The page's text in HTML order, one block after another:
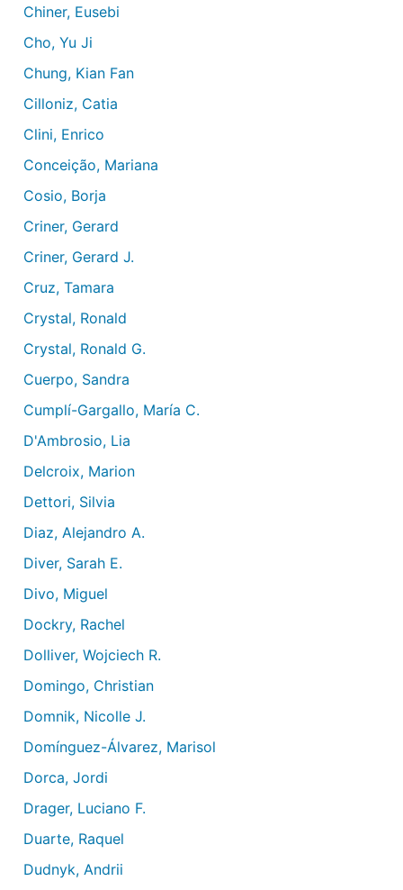
Chiner, Eusebi
Cho, Yu Ji
Chung, Kian Fan
Cilloniz, Catia
Clini, Enrico
Conceição, Mariana
Cosio, Borja
Criner, Gerard
Criner, Gerard J.
Cruz, Tamara
Crystal, Ronald
Crystal, Ronald G.
Cuerpo, Sandra
Cumplí-Gargallo, María C.
D'Ambrosio, Lia
Delcroix, Marion
Dettori, Silvia
Diaz, Alejandro A.
Diver, Sarah E.
Divo, Miguel
Dockry, Rachel
Dolliver, Wojciech R.
Domingo, Christian
Domnik, Nicolle J.
Domínguez-Álvarez, Marisol
Dorca, Jordi
Drager, Luciano F.
Duarte, Raquel
Dudnyk, Andrii